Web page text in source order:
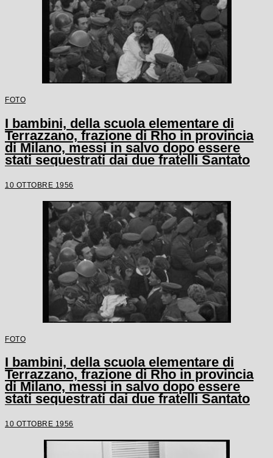
FOTO
I bambini, della scuola elementare di
Terrazzano, frazione di Rho in provincia
di Milano, messi in salvo dopo essere
stati sequestrati dai due fratelli Santato
10 OTTOBRE 1956
FOTO
I bambini, della scuola elementare di
Terrazzano, frazione di Rho in provincia
di Milano, messi in salvo dopo essere
stati sequestrati dai due fratelli Santato
10 OTTOBRE 1956